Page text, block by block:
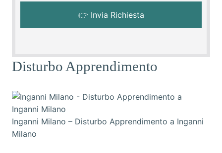
Disturbo Apprendimento
Inganni Milano – Disturbo Apprendimento a Inganni
Milano